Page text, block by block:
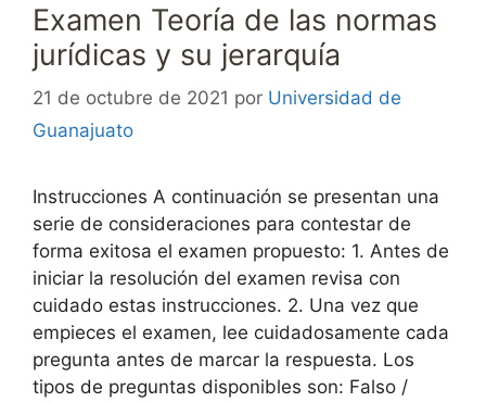
Examen Teoría de las normas
jurídicas y su jerarquía
21 de octubre de 2021 por Universidad de
Guanajuato
Instrucciones A continuación se presentan una
serie de consideraciones para contestar de
forma exitosa el examen propuesto: 1. Antes de
iniciar la resolución del examen revisa con
cuidado estas instrucciones. 2. Una vez que
empieces el examen, lee cuidadosamente cada
pregunta antes de marcar la respuesta. Los
tipos de preguntas disponibles son: Falso /